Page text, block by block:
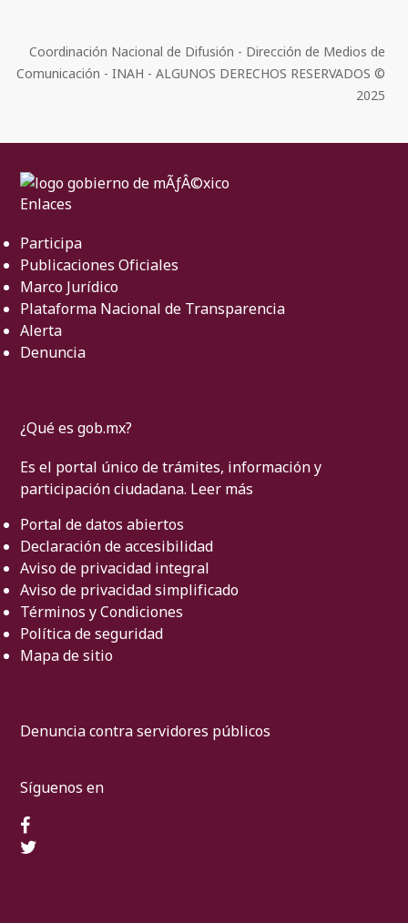
Coordinación Nacional de Difusión - Dirección de Medios de
Comunicación - INAH - ALGUNOS DERECHOS RESERVADOS ©
2025
Enlaces
Participa
Publicaciones Oficiales
Marco Jurídico
Plataforma Nacional de Transparencia
Alerta
Denuncia
¿Qué es gob.mx?
Es el portal único de trámites, información y
participación ciudadana. Leer más
Portal de datos abiertos
Declaración de accesibilidad
Aviso de privacidad integral
Aviso de privacidad simplificado
Términos y Condiciones
Política de seguridad
Mapa de sitio
Denuncia contra servidores públicos
Síguenos en